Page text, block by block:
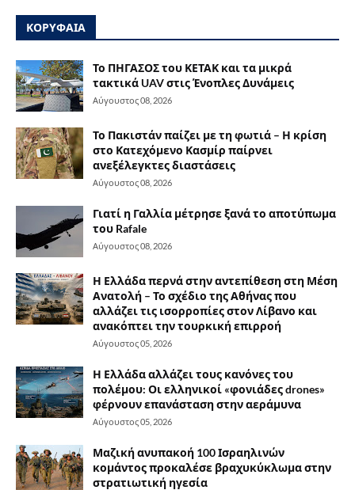
ΚΟΡΥΦΑΙΑ
Το ΠΗΓΑΣΟΣ του ΚΕΤΑΚ και τα μικρά
τακτικά UAV στις Ένοπλες Δυνάμεις
Αύγουστος 08, 2026
Το Πακιστάν παίζει με τη φωτιά – Η κρίση
στο Κατεχόμενο Κασμίρ παίρνει
ανεξέλεγκτες διαστάσεις
Αύγουστος 08, 2026
Γιατί η Γαλλία μέτρησε ξανά το αποτύπωμα
του Rafale
Αύγουστος 08, 2026
Η Ελλάδα περνά στην αντεπίθεση στη Μέση
Ανατολή – Το σχέδιο της Αθήνας που
αλλάζει τις ισορροπίες στον Λίβανο και
ανακόπτει την τουρκική επιρροή
Αύγουστος 05, 2026
Η Ελλάδα αλλάζει τους κανόνες του
πολέμου: Οι ελληνικοί «φονιάδες drones»
φέρνουν επανάσταση στην αεράμυνα
Αύγουστος 05, 2026
Μαζική ανυπακοή 100 Ισραηλινών
κομάντος προκαλέσε βραχυκύκλωμα στην
στρατιωτική ηγεσία